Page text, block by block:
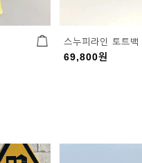
스누피라인 토트백
69,800원